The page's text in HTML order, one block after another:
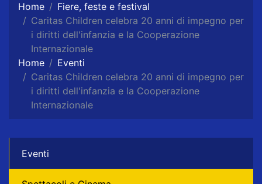
Home
Fiere, feste e festival
Caritas Children celebra 20 anni di impegno per
i diritti dell'infanzia e la Cooperazione
Internazionale
Home
Eventi
Caritas Children celebra 20 anni di impegno per
i diritti dell'infanzia e la Cooperazione
Internazionale
Eventi